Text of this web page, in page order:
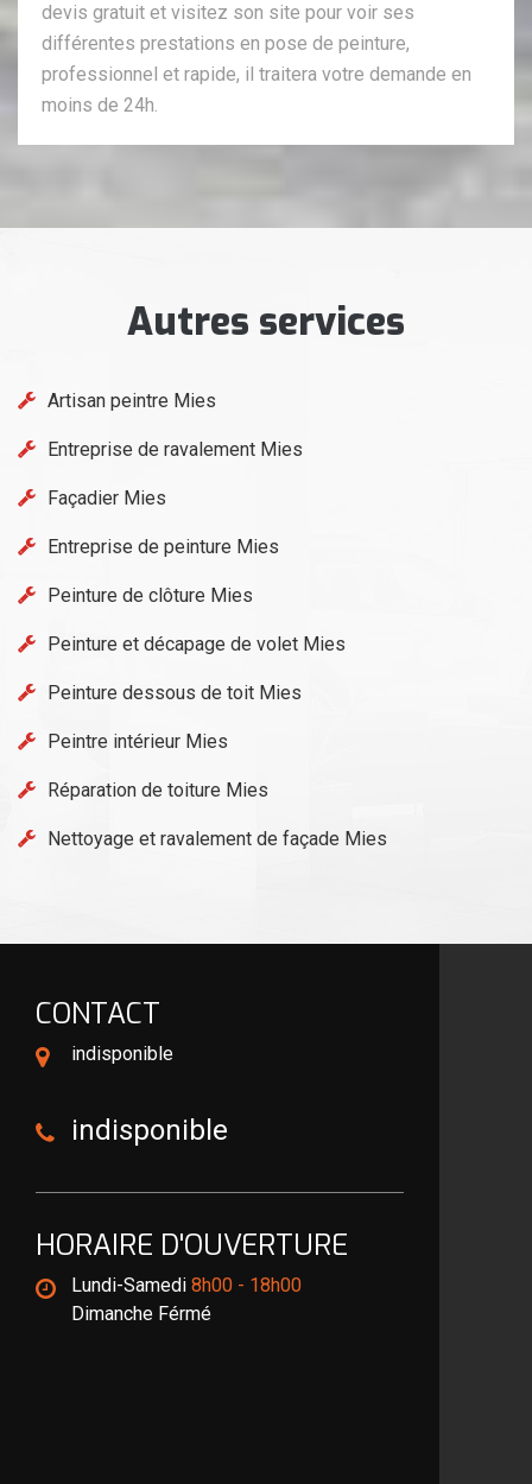
devis gratuit et visitez son site pour voir ses
différentes prestations en pose de peinture,
professionnel et rapide, il traitera votre demande en
moins de 24h.
Autres services
Artisan peintre Mies
Entreprise de ravalement Mies
Façadier Mies
Entreprise de peinture Mies
Peinture de clôture Mies
Peinture et décapage de volet Mies
Peinture dessous de toit Mies
Peintre intérieur Mies
Réparation de toiture Mies
Nettoyage et ravalement de façade Mies
CONTACT
indisponible
indisponible
HORAIRE D'OUVERTURE
Lundi-Samedi 8h00 - 18h00
Dimanche Férmé